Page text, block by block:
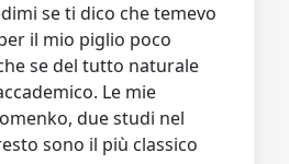
se ti dico che temevo
il mio piglio poco
se del tutto naturale
Le mie
due studi nel
sono il più classico